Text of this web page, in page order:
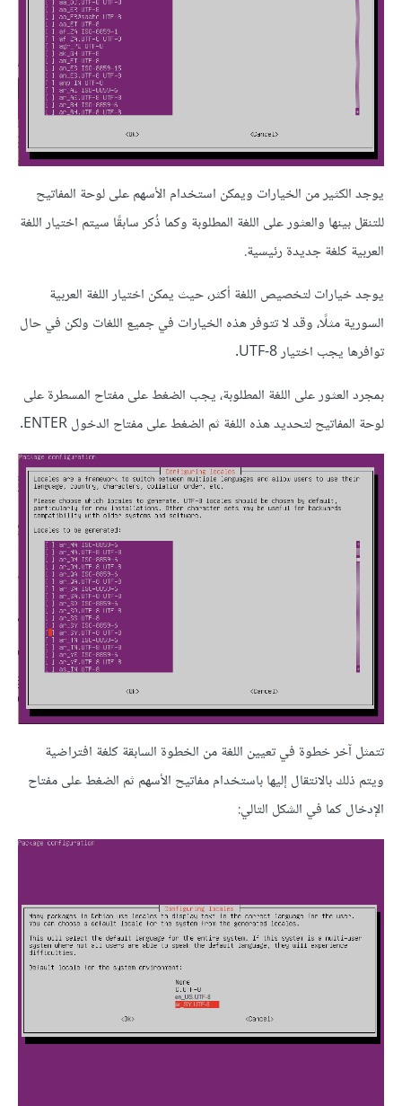
يوجد الكثير من الخيارات ويمكن استخدام الأسهم على لوحة المفاتيح
للتنقل بينها والعثور على اللغة المطلوبة وكما ذُكر سابقًا سيتم اختيار اللغة
العربية كلغة جديدة رئيسية.
يوجد خيارات لتخصيص اللغة أكثر، حيث يمكن اختيار اللغة العربية
السورية مثلًا، وقد لا تتوفر هذه الخيارات في جميع اللغات ولكن في حال
توافرها يجب اختيار UTF-8.
بمجرد العثور على اللغة المطلوبة، يجب الضغط على مفتاح المسطرة على
لوحة المفاتيح لتحديد هذه اللغة ثم الضغط على مفتاح الدخول ENTER.
تتمثل آخر خطوة في تعيين اللغة من الخطوة السابقة كلغة افتراضية
ويتم ذلك بالانتقال إليها باستخدام مفاتيح الأسهم ثم الضغط على مفتاح
الإدخال كما في الشكل التالي: